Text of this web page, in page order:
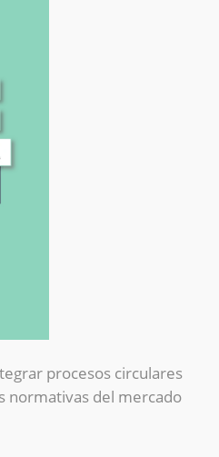
procesos circulares
normativas del mercado